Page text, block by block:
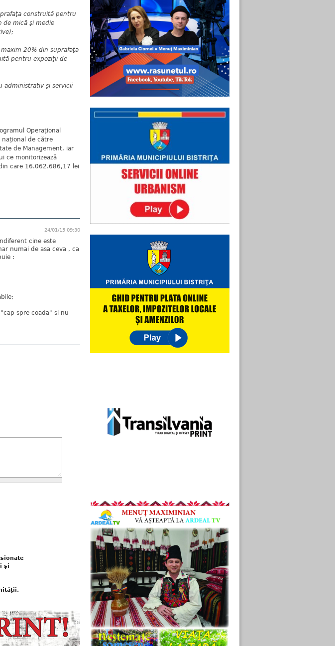
construită pentru
de mică şi medie
20% din suprafaţa
pentru expoziţii de
administrativ şi servicii
Operaţional
naţional de către
de Management, iar
ce monitorizează
care 16.062.686,17 lei
24/01/15 09:30
cine este
numai de asa ceva , ca
:
spre coada" si nu
şi